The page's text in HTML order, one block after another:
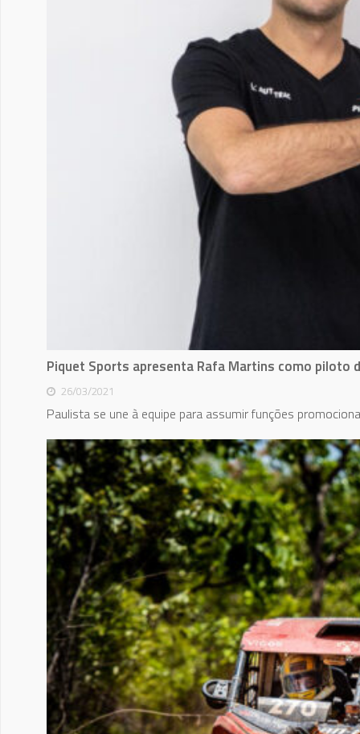
Piquet Sports apresenta Rafa Martins como piloto
26/03/2021
Paulista se une à equipe para assumir funções